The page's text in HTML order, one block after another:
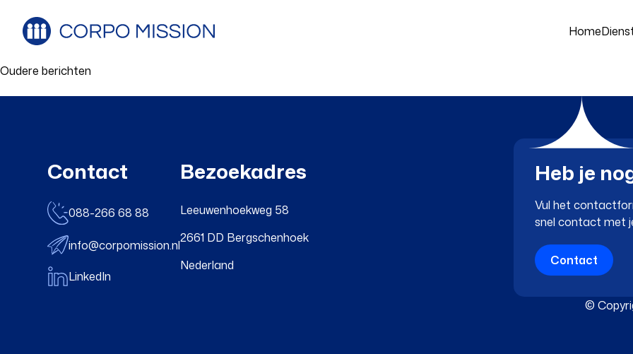
Home
Berichtennavigatie
Oudere berichten
Contact
088-266 68 88
info@corpomission.nl
LinkedIn
Bezoekadres
Leeuwenhoekweg 58
2661 DD Bergschenhoek
Nederland
Heb je
Vul het
snel contact met
Contact
©